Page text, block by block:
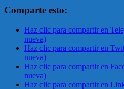
Comparte esto:
Haz clic para compartir en
nueva)
Haz clic para compartir en
nueva)
Haz clic para compartir en
nueva)
Haz clic para compartir en